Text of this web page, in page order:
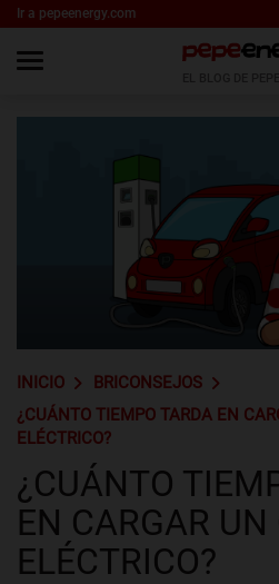
Ir a pepeenergy.com
INICIO
BRICONSEJOS
¿CUÁNTO TIEMPO TARDA EN
ELÉCTRICO?
¿CUÁNTO
EN CARGAR UN
ELÉCTRICO?